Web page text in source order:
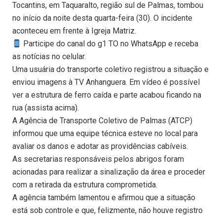
Tocantins, em Taquaralto, região sul de Palmas, tombou
no início da noite desta quarta-feira (30). O incidente
aconteceu em frente à Igreja Matriz.
Participe do canal do g1 TO no WhatsApp e receba
as notícias no celular.
Uma usuária do transporte coletivo registrou a situação e
enviou imagens à TV Anhanguera. Em vídeo é possível
ver a estrutura de ferro caída e parte acabou ficando na
rua (assista acima).
A Agência de Transporte Coletivo de Palmas (ATCP)
informou que uma equipe técnica esteve no local para
avaliar os danos e adotar as providências cabíveis.
As secretarias responsáveis pelos abrigos foram
acionadas para realizar a sinalização da área e proceder
com a retirada da estrutura comprometida.
A agência também lamentou e afirmou que a situação
está sob controle e que, felizmente, não houve registro